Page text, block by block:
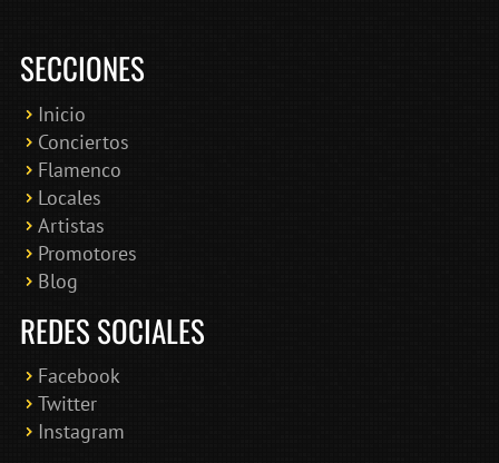
SECCIONES
Inicio
Conciertos
Flamenco
Locales
Artistas
Promotores
Blog
REDES SOCIALES
Facebook
Twitter
Instagram